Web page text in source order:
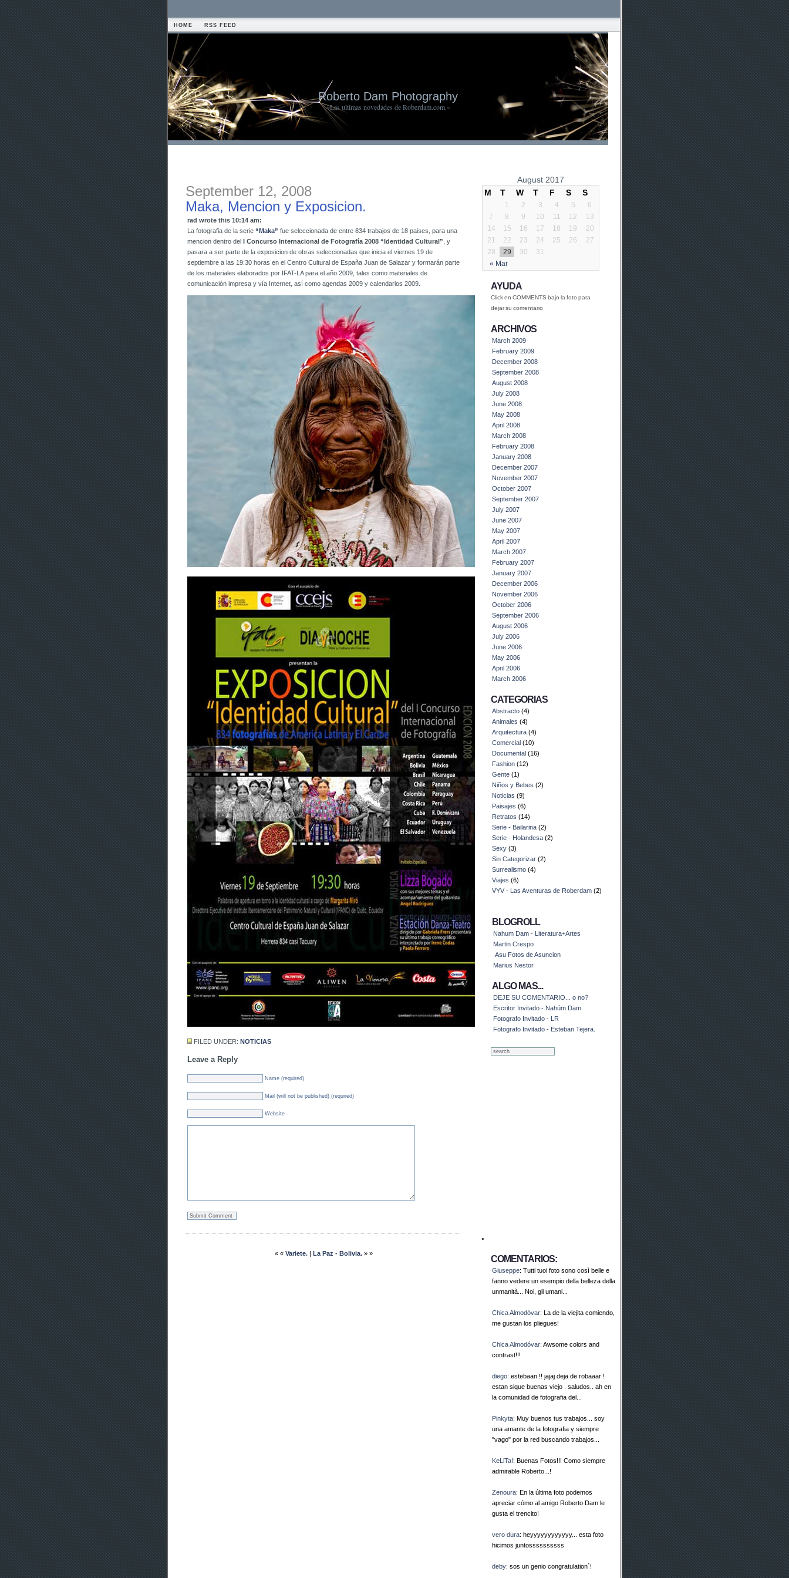
HOME RSS FEED
Roberto Dam Photography
~Las ultimas novedades de Roberdam.com.~
September 12, 2008
Maka, Mencion y Exposicion.
rad wrote this 10:14 am:
La fotografia de la serie “Maka” fue seleccionada de entre 834 trabajos de 18 paises, para una
mencion dentro del I Concurso Internacional de Fotografía 2008 “Identidad Cultural” , y
pasara a ser parte de la exposicion de obras seleccionadas que inicia el viernes 19 de
septiembre a las 19:30 horas en el Centro Cultural de España Juan de Salazar y formarán parte
de los materiales elaborados por IFAT-LA para el año 2009, tales como materiales de
comunicación impresa y vía Internet, así como agendas 2009 y calendarios 2009.
FILED UNDER: NOTICIAS
Leave a Reply
Name (required)
Mail (will not be published) (required)
Website
« « Variete.| La Paz - Bolivia.» »
August 2017
M
T W T F S S
« Mar
1 2 3 4 5
6
7
8 9 10 11 12
13
14
15 16 17 18 19
20
21
22 23 24 25 26
27
28
29 30 31
AYUDA
Click en COMMENTS bajo la foto para
dejar su comentario
ARCHIVOS
March 2009
February 2009
December 2008
September 2008
August 2008
July 2008
June 2008
May 2008
April 2008
March 2008
February 2008
January 2008
December 2007
November 2007
October 2007
September 2007
July 2007
June 2007
May 2007
April 2007
March 2007
February 2007
January 2007
December 2006
November 2006
October 2006
September 2006
August 2006
July 2006
June 2006
May 2006
April 2006
March 2006
CATEGORIAS
Abstracto (4)
Animales (4)
Arquitectura (4)
Comercial (10)
Documental (16)
Fashion (12)
Gente (1)
Niños y Bebes (2)
Noticias (9)
Paisajes (6)
Retratos (14)
Serie - Bailarina (2)
Serie - Holandesa (2)
Sexy (3)
Sin Categorizar (2)
Surrealismo (4)
Viajes (6)
VYV - Las Aventuras de Roberdam (2)
BLOGROLL
Nahum Dam - Literatura+Artes
Martin Crespo
.Asu Fotos de Asuncion
Marius Nestor
ALGO MAS...
DEJE SU COMENTARIO... o no?
Escritor Invitado - Nahúm Dam
Fotografo Invitado - LR
Fotografo Invitado - Esteban Tejera.
COMENTARIOS:
Giuseppe: Tutti tuoi foto sono così belle e
fanno vedere un esempio della belleza della
unmanità... Noi, gli umani...
Chica Almodóvar: La de la viejita comiendo,
me gustan los pliegues!
Chica Almodóvar: Awsome colors and
contrast!!!
diego: estebaan !! jajaj deja de robaaar !
estan sique buenas viejo . saludos.. ah en
la comunidad de fotografia del...
Pinkyta: Muy buenos tus trabajos... soy
una amante de la fotografia y siempre
"vago" por la red buscando trabajos...
KeLiTa!: Buenas Fotos!!! Como siempre
admirable Roberto...!
Zenoura: En la última foto podemos
apreciar cómo al amigo Roberto Dam le
gusta el trencito!
vero dura: heyyyyyyyyyyyy... esta foto
hicimos juntossssssssss
deby: sos un genio congratulation´!